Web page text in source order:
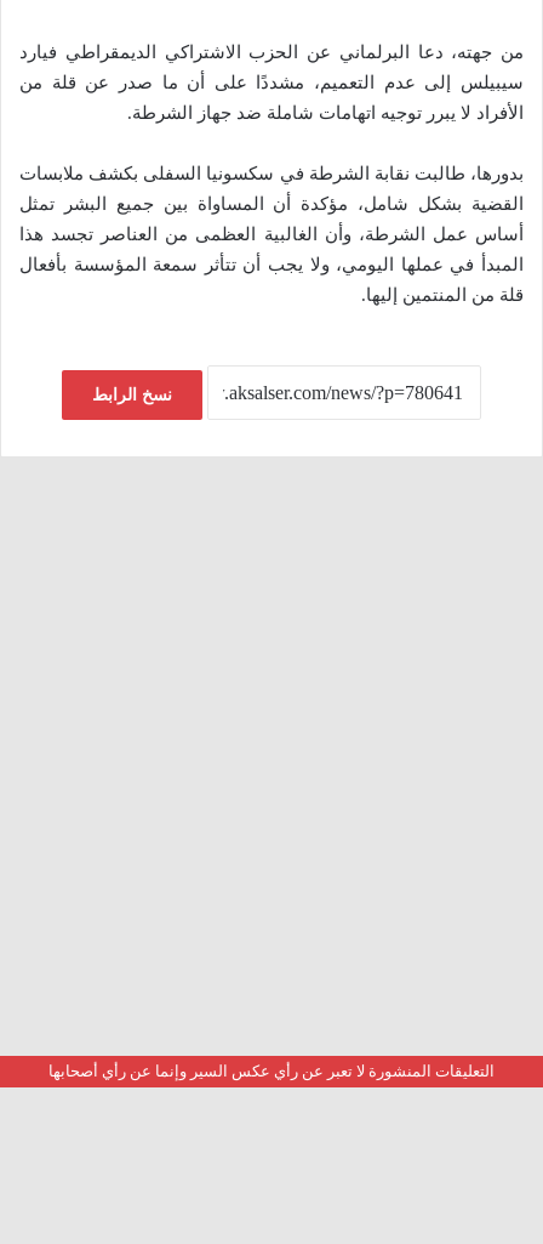
من جهته، دعا البرلماني عن الحزب الاشتراكي الديمقراطي فيارد
سيبيلس إلى عدم التعميم، مشددًا على أن ما صدر عن قلة من
الأفراد لا يبرر توجيه اتهامات شاملة ضد جهاز الشرطة.
بدورها، طالبت نقابة الشرطة في سكسونيا السفلى بكشف ملابسات
القضية بشكل شامل، مؤكدة أن المساواة بين جميع البشر تمثل
أساس عمل الشرطة، وأن الغالبية العظمى من العناصر تجسد هذا
المبدأ في عملها اليومي، ولا يجب أن تتأثر سمعة المؤسسة بأفعال
قلة من المنتمين إليها.
نسخ الرابط
التعليقات المنشورة لا تعبر عن رأي عكس السير وإنما عن رأي أصحابها